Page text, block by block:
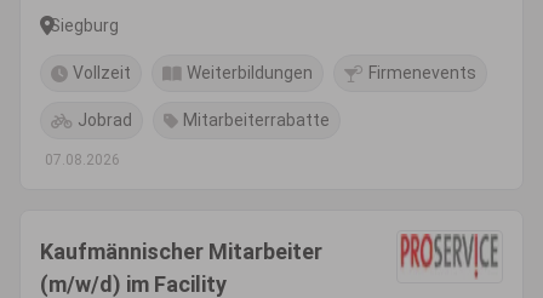
Siegburg
Vollzeit Weiterbildungen Firmenevents
Jobrad Mitarbeiterrabatte
07.08.2026
Kaufmännischer Mitarbeiter
(m/w/d) im Facility